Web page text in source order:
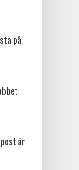
på
är